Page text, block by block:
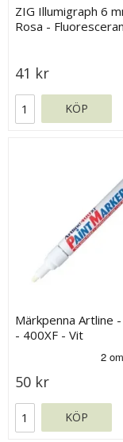
ZIG Illumigraph 6
Rosa -
41 kr
KÖP
Märkpenna Artline
- 400XF - Vit
50 kr
KÖP